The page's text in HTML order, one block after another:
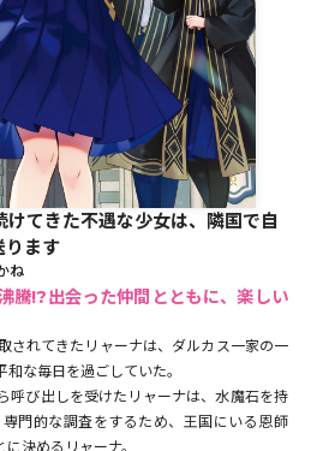
サージュノベルス
コミックガルド
コミッククリエ
リキューレ
てきた不遇な少女は、隣国で自
ります
ね
騰!?出会った仲間とともに、楽しい
されてきたリャーナは、ダルカス一家の一
な毎日を過ごしていた。
呼び出しを受けたリャーナは、水魔石を持
門的な調査をするため、王国にいる恩師
決めるリャーナ。